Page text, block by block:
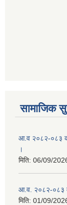
सामाजिक
आ.व २०८२-०८३ को
।
मिति: 06/09/
आ.व. २०८२-०८३ को
मिति: 01/09/